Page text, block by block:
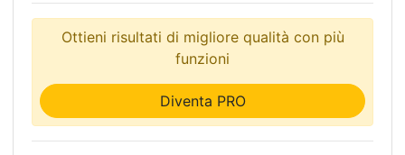
Ottieni risultati di migliore qualità con più
funzioni
Diventa PRO